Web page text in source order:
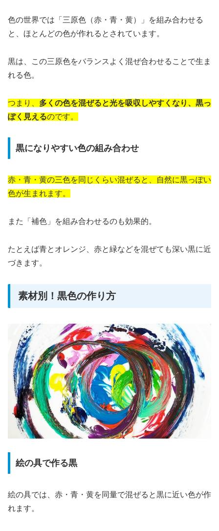
色の世界では「三原色（赤・青・黄）」を組み合わせる
と、ほとんどの色が作れるとされています。
黒は、この三原色をバランスよく混ぜ合わせることで生ま
れる色。
つまり、 多くの色を混ぜると光を吸収しやすくなり、黒っ
ぽく見えるのです。
黒になりやすい色の組み合わせ
赤・青・黄の三色を同じくらい混ぜると、自然に黒っぽい
色が生まれます。
また「補色」を組み合わせるのも効果的。
たとえば青とオレンジ、赤と緑などを混ぜても深い黒に近
づきます。
素材別！黒色の作り方
絵の具で作る黒
絵の具では、赤・青・黄を同量で混ぜると黒に近い色が作
れます。